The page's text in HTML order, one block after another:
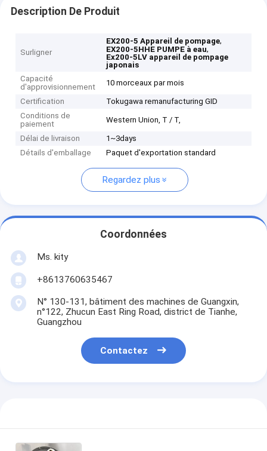
Description De Produit
Surligner
EX200-5 Appareil de pompage,
EX200-5HHE PUMPE à eau,
Ex200-5LV appareil de pompage
japonais
Capacité
d'approvisionnement
10 morceaux par mois
Certification
Tokugawa remanufacturing GID
Conditions de
paiement
Western Union, T / T,
Délai de livraison
1~3days
Détails d'emballage
Paquet d'exportation standard
Regardez plus
Coordonnées
Ms. kity
+8613760635467
N° 130-131, bâtiment des machines de Guangxin,
n°122, Zhucun East Ring Road, district de Tianhe,
Guangzhou
Contactez